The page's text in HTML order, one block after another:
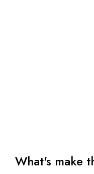
What's make